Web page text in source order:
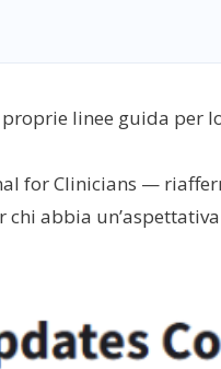
linee guida per
for Clinicians —
abbia